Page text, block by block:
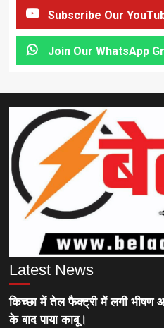
Subscribe Our
Join Our WhatsApp
Latest News
किच्छा में तेल फैक्ट्री में लगी
के बाद पाया काबू।